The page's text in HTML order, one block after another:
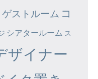
ゲストルーム コ
シアタールーム ス
ザイナー